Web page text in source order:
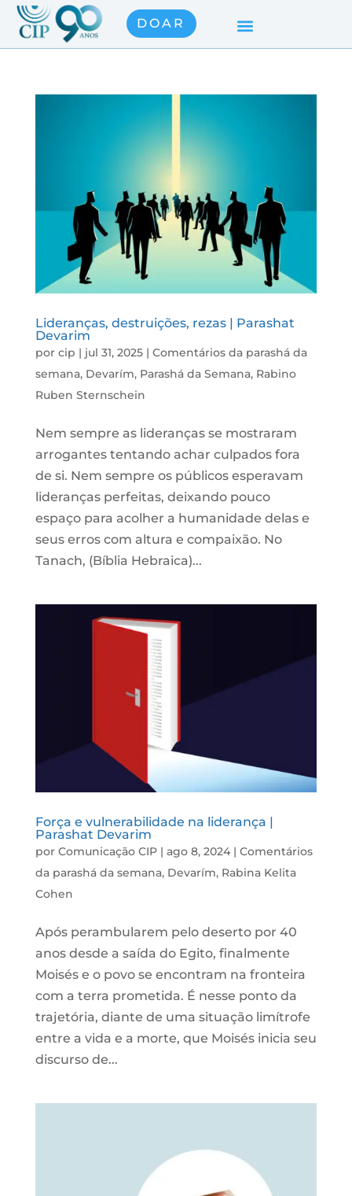
DOAR
Lideranças, destruições, rezas | Parashat
Devarim
por cip | jul 31, 2025| Comentários da parashá da
semana, Devarím, Parashá da Semana, Rabino
Ruben Sternschein
Nem sempre as lideranças se mostraram
arrogantes tentando achar culpados fora
de si. Nem sempre os públicos esperavam
lideranças perfeitas, deixando pouco
espaço para acolher a humanidade delas e
seus erros com altura e compaixão. No
Tanach, (Bíblia Hebraica)...
Força e vulnerabilidade na liderança |
Parashat Devarim
por Comunicação CIP| ago 8, 2024| Comentários
da parashá da semana, Devarím, Rabina Kelita
Cohen
Após perambularem pelo deserto por 40
anos desde a saída do Egito, finalmente
Moisés e o povo se encontram na fronteira
com a terra prometida. É nesse ponto da
trajetória, diante de uma situação limítrofe
entre a vida e a morte, que Moisés inicia seu
discurso de...